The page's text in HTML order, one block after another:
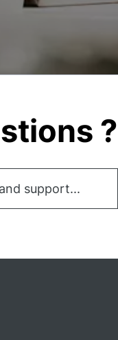
?
support...